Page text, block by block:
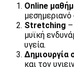
Online
Stretching
μυϊκή
υγεία.
Δημιουργία
και τον